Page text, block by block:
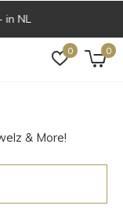
0 0
dag verzonden
& More!